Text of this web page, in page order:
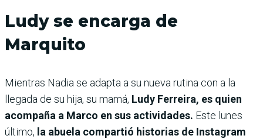
Ludy se encarga de
Marquito
Mientras Nadia se adapta a su nueva rutina con a la
llegada de su hija, su mamá, Ludy Ferreira, es quien
acompaña a Marco en sus actividades. Este lunes
último, la abuela compartió historias de Instagram